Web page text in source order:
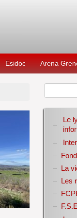
Esidoc Arena
Le
La
Les